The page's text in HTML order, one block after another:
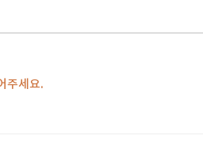
주세요.